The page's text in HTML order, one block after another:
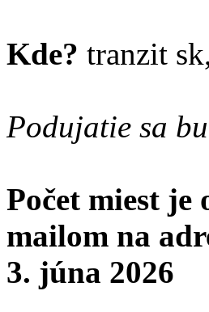
Kde? tranzit
Podujatie sa
Počet miest je
mailom na
3. júna 2026